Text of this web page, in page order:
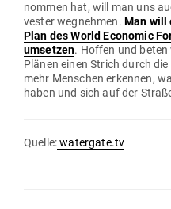
nommen hat, will man uns
vester weg­nehmen. Man will
Plan des World Eco­nomic
umsetzen. Hoffen und beten
Plänen einen Strich durch
mehr Men­schen erkennen,
haben und sich auf der
Quelle:watergate.tv